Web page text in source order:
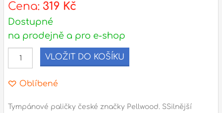
Adresa
Praha 3 - 130 00 (
gsm.: +420 777 888 408
Cena: 319 Kč
Dostupné
na prodejně a pro e-shop
VLOŽIT DO KOŠÍKU
Oblíbené
Tympánové paličky české značky Pellwood. SSilnější